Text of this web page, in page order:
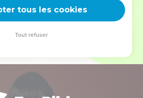
une famille, leur expérience est faite
tous les cookies
Tout refuser